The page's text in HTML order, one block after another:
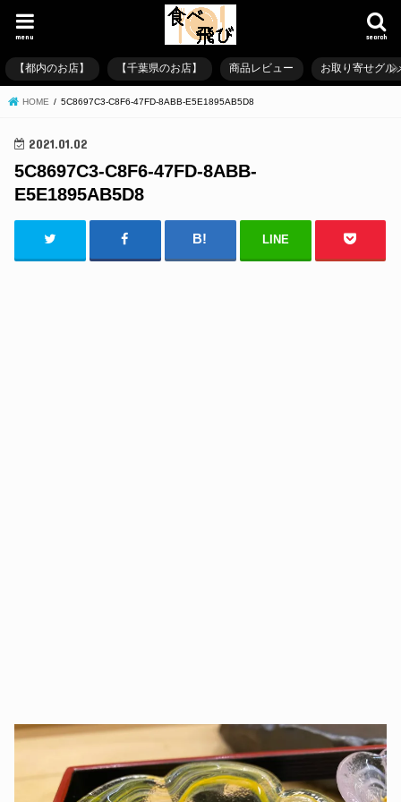
search
menu
【都内のお店】 【千葉県のお店】 商品レビュー お取り寄せグル
HOME 5C8697C3-C8F6-47FD-8ABB-E5E1895AB5D8
2021.01.02
5C8697C3-C8F6-47FD-8ABB-
E5E1895AB5D8
LINE